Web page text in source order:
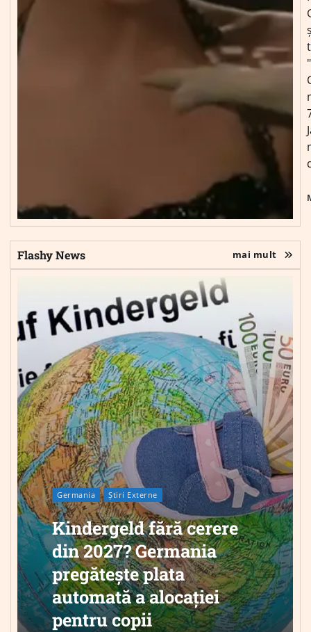
Flashy News mai mult
Germania Știri Externe
Kindergeld fără cerere
din 2027? Germania
pregătește plata
automată a alocației
pentru copii